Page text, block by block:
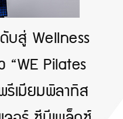
บสู่ Wellness
“WE Pilates
เมียมพิลาทิส